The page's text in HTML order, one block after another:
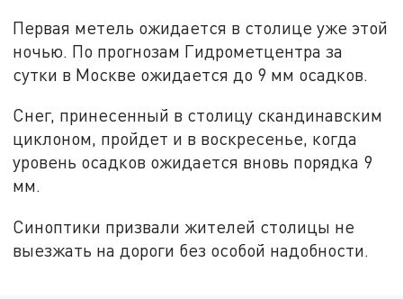
Первая метель ожидается в столице уже этой
ночью. По прогнозам Гидрометцентра за
сутки в Москве ожидается до 9 мм осадков.
Снег, принесенный в столицу скандинавским
циклоном, пройдет и в воскресенье, когда
уровень осадков ожидается вновь порядка 9
мм.
Синоптики призвали жителей столицы не
выезжать на дороги без особой надобности.